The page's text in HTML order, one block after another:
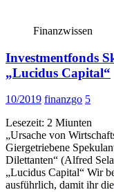
Finanzwissen
Investmentfonds
„Lucidus Capital“
10/2019 finanzgo 5
Lesezeit: 2 Miunten
„Ursache von
Giergetriebene
Dilettanten“ (Alfred
„Lucidus Capital“ Wir
ausführlich, damit ihr die